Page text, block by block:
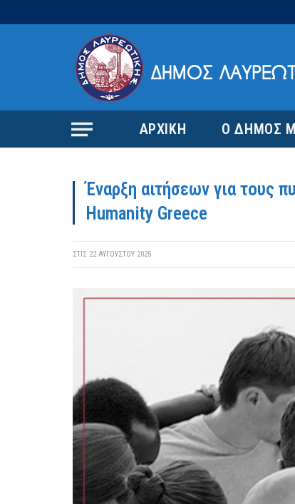
ΑΡΧΙΚΗ Ο ΔΗΜΟΣ
Έναρξη αιτήσεων για τους
Humanity Greece
ΣΤΙΣ 22 ΑΥΓΟΎΣΤΟΥ 2025